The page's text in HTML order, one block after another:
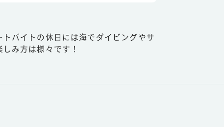
バイトの休日には海でダイビングやサ
み方は様々です！